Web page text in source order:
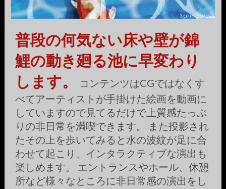
普段の何気ない床や壁が錦
鯉の動き廻る池に早変わり
します。
コンテンツはCGではなくす
べてアーティストが手掛けた絵画を動画に
していますので見てるだけで上質感たっぷ
りの非日常を満喫できます。 また投影され
たその上を歩いてみると水の波紋が足に合
わせて起こり、インタラクティブな演出も
楽しめます。 エントランスやホール、休憩
所など様々なところに非日常感の演出をし